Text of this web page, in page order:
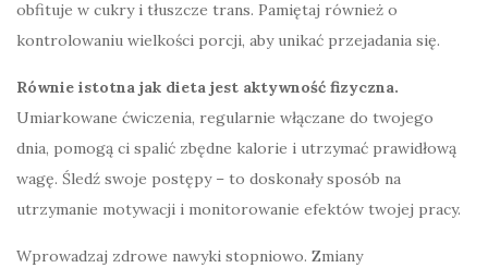
obfituje w cukry i tłuszcze trans. Pamiętaj również o
kontrolowaniu wielkości porcji, aby unikać przejadania się.
Równie istotna jak dieta jest aktywność fizyczna.
Umiarkowane ćwiczenia, regularnie włączane do twojego
dnia, pomogą ci spalić zbędne kalorie i utrzymać prawidłową
wagę. Śledź swoje postępy – to doskonały sposób na
utrzymanie motywacji i monitorowanie efektów twojej pracy.
Wprowadzaj zdrowe nawyki stopniowo. Zmiany